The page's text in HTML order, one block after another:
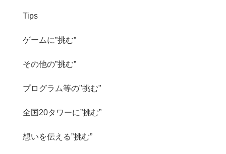
Tips
ゲームに”挑む”
その他の”挑む”
プログラム等の"挑む"
全国20タワーに”挑む”
想いを伝える”挑む”